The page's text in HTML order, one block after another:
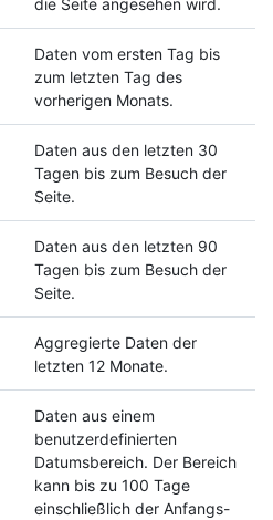
die Seite angesehen wird.
Daten vom ersten Tag bis
zum letzten Tag des
vorherigen Monats.
Daten aus den letzten 30
Tagen bis zum Besuch der
Seite.
Daten aus den letzten 90
Tagen bis zum Besuch der
Seite.
Aggregierte Daten der
letzten 12 Monate.
Daten aus einem
benutzerdefinierten
Datumsbereich. Der Bereich
kann bis zu 100 Tage
einschließlich der Anfangs-